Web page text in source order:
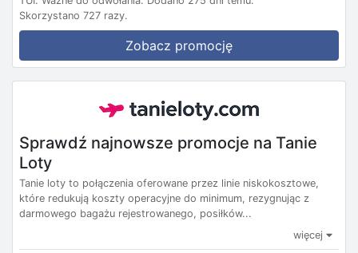
Skorzystano 727 razy.
Zobacz promocję
Sprawdź najnowsze promocje na Tanie
Loty
Tanie loty to połączenia oferowane przez linie niskokosztowe,
które redukują koszty operacyjne do minimum, rezygnując z
darmowego bagażu rejestrowanego, posiłków...
więcej